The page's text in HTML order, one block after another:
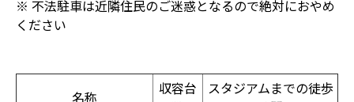
※ 不法駐車は近隣住民のご迷惑となるので絶対におやめ
ください
名称
収容台
スタジアムまでの徒歩